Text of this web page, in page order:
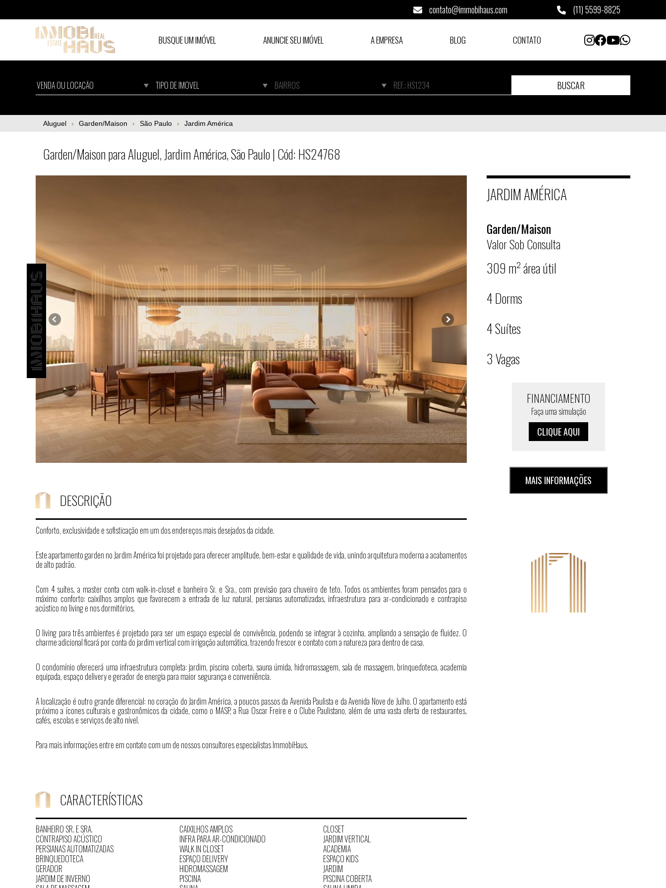
contato@immobihaus.com (11) 5599-8825
BUSQUE UM IMÓVEL ANUNCIE SEU IMÓVEL A EMPRESA BLOG CONTATO
Garden/Maison para Aluguel, Jardim América, São Paulo | Cód: HS24768
BUSCAR
Aluguel Garden/Maison São Paulo Jardim América
Garden/Maison para Aluguel, Jardim América, São Paulo | Cód: HS24768
DESCRIÇÃO
Conforto, exclusividade e sofisticação em um dos endereços mais desejados da cidade.
Este apartamento garden no Jardim América foi projetado para oferecer amplitude, bem-estar e qualidade de vida, unindo arquitetura moderna a acabamentos
de alto padrão.
Com 4 suítes, a master conta com walk-in-closet e banheiro Sr. e Sra., com previsão para chuveiro de teto. Todos os ambientes foram pensados para o
máximo conforto: caixilhos amplos que favorecem a entrada de luz natural, persianas automatizadas, infraestrutura para ar-condicionado e contrapiso
acústico no living e nos dormitórios.
O living para três ambientes é projetado para ser um espaço especial de convivência, podendo se integrar à cozinha, ampliando a sensação de fluidez. O
charme adicional ficará por conta do jardim vertical com irrigação automática, trazendo frescor e contato com a natureza para dentro de casa.
O condomínio oferecerá uma infraestrutura completa: jardim, piscina coberta, sauna úmida, hidromassagem, sala de massagem, brinquedoteca, academia
equipada, espaço delivery e gerador de energia para maior segurança e conveniência.
A localização é outro grande diferencial: no coração do Jardim América, a poucos passos da Avenida Paulista e da Avenida Nove de Julho. O apartamento está
próximo a ícones culturais e gastronômicos da cidade, como o MASP, a Rua Oscar Freire e o Clube Paulistano, além de uma vasta oferta de restaurantes,
cafés, escolas e serviços de alto nível.
Para mais informações entre em contato com um de nossos consultores especialistas ImmobiHaus.
CARACTERÍSTICAS
BANHEIRO SR. E SRA. CAIXILHOS AMPLOS
CLOSET
CONTRAPISO ACÚSTICO
INFRA PARA AR-CONDICIONADO
JARDIM VERTICAL
PERSIANAS AUTOMATIZADAS
WALK IN CLOSET
ACADEMIA
BRINQUEDOTECA
ESPAÇO DELIVERY
ESPAÇO KIDS
GERADOR
HIDROMASSAGEM
JARDIM
JARDIM DE INVERNO
PISCINA
PISCINA COBERTA
JARDIM AMÉRICA
Garden/Maison
Valor Sob Consulta
309 m² área útil
4 Dorms
4 Suítes
3 Vagas
FINANCIAMENTO
Faça uma simulação
CLIQUE AQUI
MAIS INFORMAÇÕES